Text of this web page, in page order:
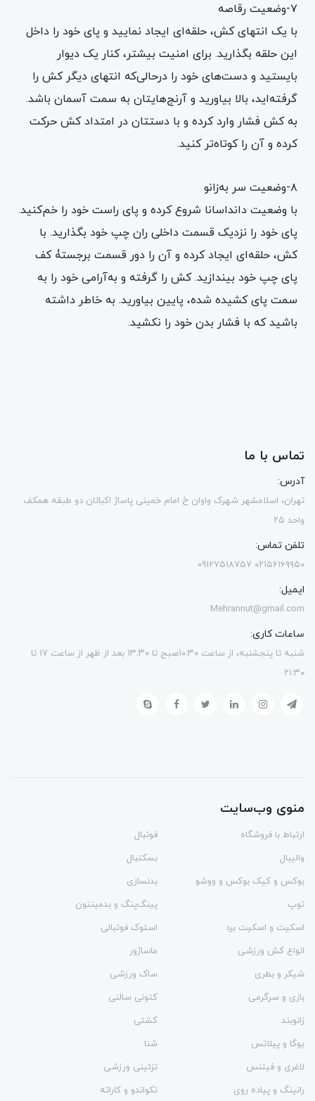
۷-وضعیت رقاصه
با یک انتهای کش، حلقه‌ای ایجاد نمایید و پای خود را داخل
این حلقه بگذارید. برای امنیت بیشتر، کنار یک دیوار
بایستید و دست‌های خود را درحالی‌که انتهای دیگر کش را
گرفته‌اید، بالا بیاورید و آرنج‌هایتان به سمت آسمان باشد.
به کش فشار وارد کرده و با دستتان در امتداد کش حرکت
کرده و آن را کوتاه‌تر کنید.
۸-وضعیت سر به‌زانو
با وضعیت دانداسانا شروع کرده و پای راست خود را خم‌کنید.
پای خود را نزدیک قسمت داخلی ران چپ خود بگذارید. با
کش، حلقه‌ای ایجاد کرده و آن را دور قسمت برجستۀ کف
پای چپ خود بیندازید. کش را گرفته و به‌آرامی خود را به
سمت پای کشیده شده، پایین بیاورید. به خاطر داشته
باشید که با فشار بدن خود را نکشید.
تماس با ما
آدرس:
تهران، اسلامشهر شهرک واوان خ امام خمینی پاساژ اکباتان دو طبقه همکف
واحد ۲۵
تلفن تماس:
۰۲۱۵۶۱۶۹۹۵۰ 09127518757
ایمیل:
Mehrannut@gmail.com
ساعات کاری:
شنبه تا پنجشنبه، از ساعت ۱۰:۳۰صبح تا ۱۳.۳۰ بعد از ظهر از ساعت ۱۷ تا
۲۱:۳۰
منوی وب‌سایت
ارتباط با فروشگاه
فوتبال
والیبال
بسکتبال
بوکس و کیک بوکس و ووشو
بدنسازی
توپ
پینگ‌پنگ و بدمينتون
اسکیت و اسکیت برد
استوک فوتبالی
انواع کش ورزشی
ماساژور
شیکر و بطری
ساک ورزشی
بازی و سرگرمی
کتونی سالنی
زانوبند
کشتی
یوگا و پیلاتس
شنا
لاغری و فیتنس
تزئینی ورزشی
رانینگ و پیاده روی
تکواندو و کاراته